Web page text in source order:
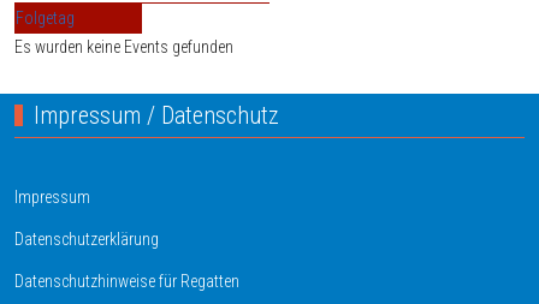
Folgetag
Es wurden keine Events gefunden
Impressum / Datenschutz
Impressum
Datenschutzerklärung
Datenschutzhinweise für Regatten